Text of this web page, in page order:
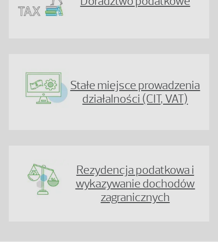
Stałe miejsce prowadzenia
działalności (CIT, VAT)
Rezydencja podatkowa i
wykazywanie dochodów
zagranicznych